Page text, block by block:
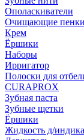
Ополаскиватели
Очищающие пенки
Крем
Ёршики
Наборы
Ирригатор
Полоски для
CURAPROX
Зубная паста
Зубные щетки
Ёршики
Жидкость д/